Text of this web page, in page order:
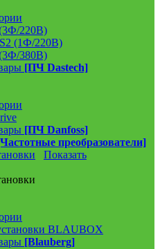
220В)
(1Ф/220В)
380В)
[ПЧ Dastech]
[ПЧ Danfoss]
преобразователи]
Показать
BLAUBOX
[Blauberg]